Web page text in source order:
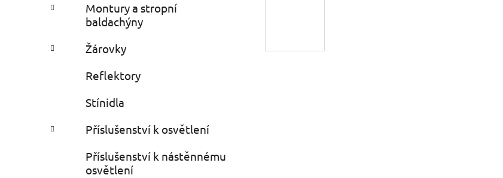
l
Montury a stropní
baldachýny
Žárovky
Reflektory
Stínidla
Příslušenství k osvětlení
Příslušenství k nástěnnému
osvětlení